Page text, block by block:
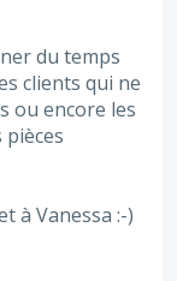
du temps
clients qui ne
ou encore les
à Vanessa :-)